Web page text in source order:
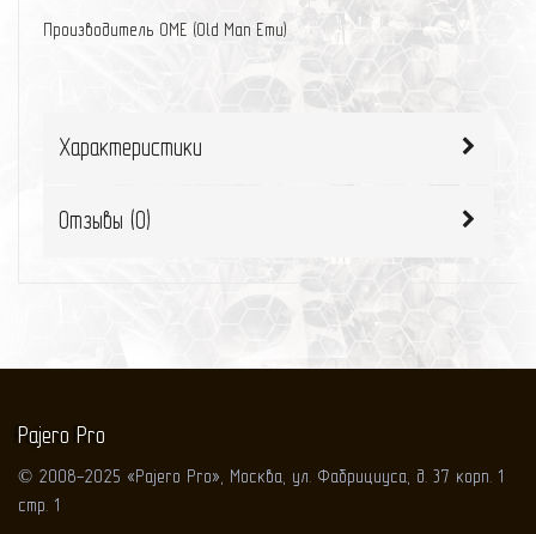
Производитель OME (Old Man Emu)
Характеристики
Отзывы (0)
Pajero Pro
© 2008-2025 «Pajero Pro», Москва, ул. Фабрициуса, д. 37 корп. 1
стр. 1